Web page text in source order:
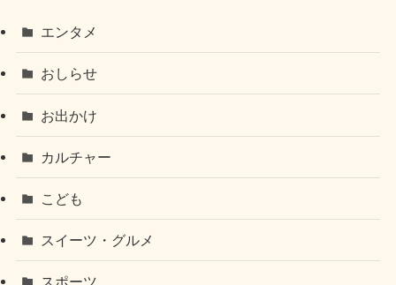
エンタメ
おしらせ
お出かけ
カルチャー
こども
スイーツ・グルメ
スポーツ